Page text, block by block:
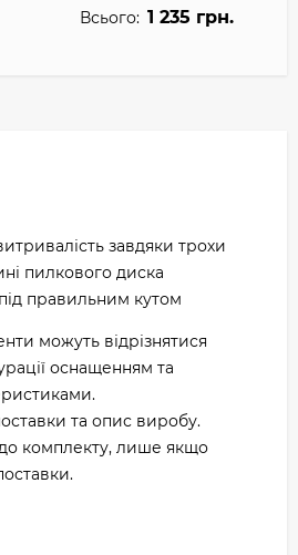
Всього: 1 235 грн.
завдяки трохи
пилкового диска
правильним кутом
можуть відрізнятися
оснащенням та
та опис виробу.
комплекту, лише якщо